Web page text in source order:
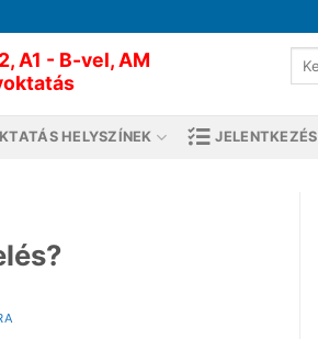
A1 - B-vel, AM
HELYSZÍNEK JELENTKEZÉS